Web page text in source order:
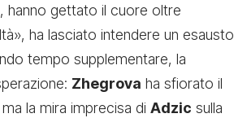
hanno gettato il cuore oltre
ha lasciato intendere un esausto
tempo supplementare, la
Zhegrova ha sfiorato il
ma la mira imprecisa di Adzic sulla